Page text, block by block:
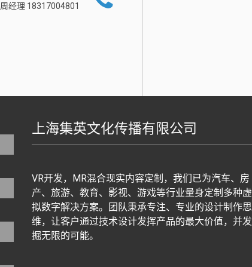
周经理 18317004801
上海集英文化传播有限公司
VR开发，MR混合现实内容定制，我们已为汽车、房
产、旅游、教育、影视、游戏等行业量身定制多种虚
拟数字解决方案。团队秉承专注、专业的设计制作思
维，让客户通过技术设计发挥产品的最大价值，并发
掘无限的可能。